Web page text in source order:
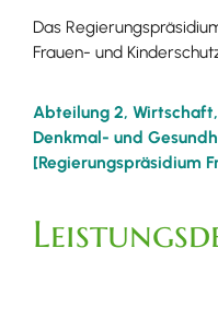
Das
Frauen- und
Abteilung 2,
Denkmal- und
[Regierungspräsidium